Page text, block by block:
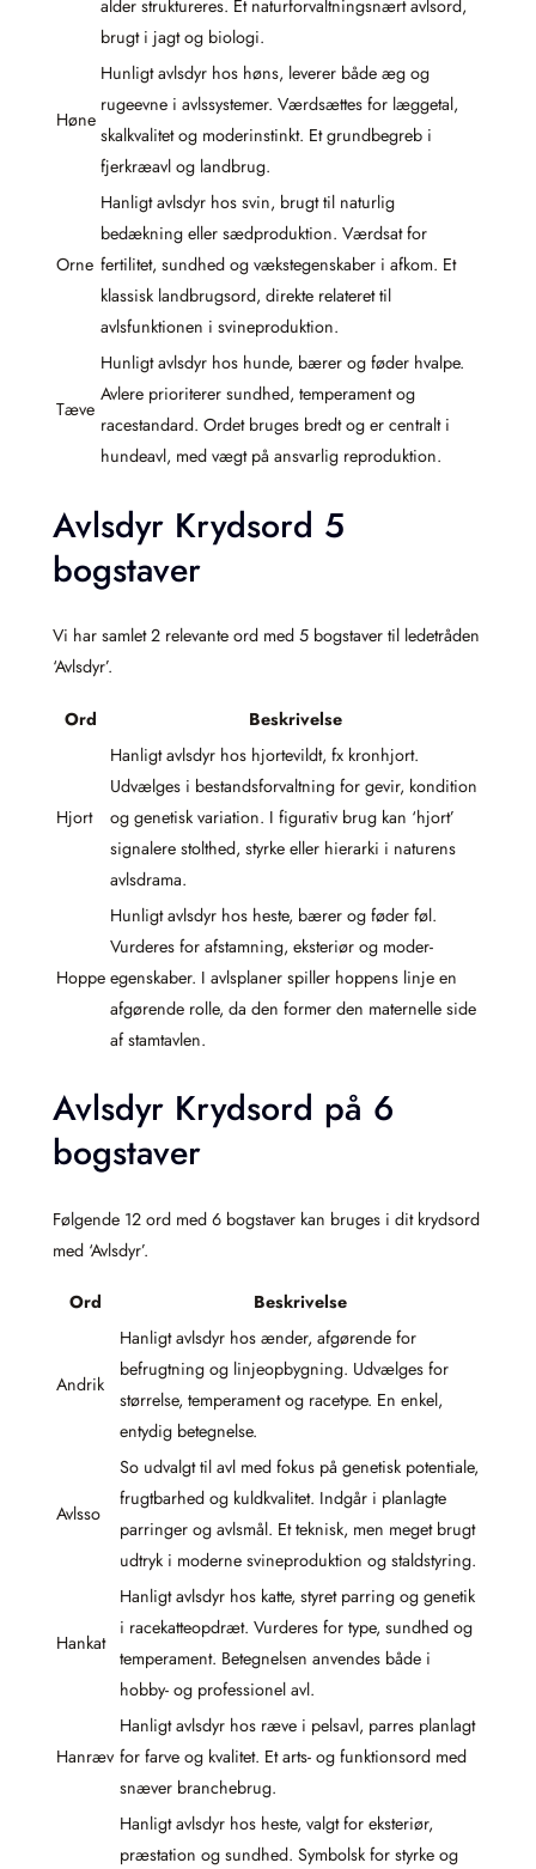
alder struktureres. Et naturforvaltningsnært avlsord,
brugt i jagt og biologi.
Høne
Hunligt avlsdyr hos høns, leverer både æg og
rugeevne i avlssystemer. Værdsættes for læggetal,
skalkvalitet og moderinstinkt. Et grundbegreb i
fjerkræavl og landbrug.
Orne
Hanligt avlsdyr hos svin, brugt til naturlig
bedækning eller sædproduktion. Værdsat for
fertilitet, sundhed og vækstegenskaber i afkom. Et
klassisk landbrugsord, direkte relateret til
avlsfunktionen i svineproduktion.
Tæve
Hunligt avlsdyr hos hunde, bærer og føder hvalpe.
Avlere prioriterer sundhed, temperament og
racestandard. Ordet bruges bredt og er centralt i
hundeavl, med vægt på ansvarlig reproduktion.
Avlsdyr Krydsord 5
bogstaver
Vi har samlet 2 relevante ord med 5 bogstaver til ledetråden
‘Avlsdyr’.
Ord Beskrivelse
Hjort
Hanligt avlsdyr hos hjortevildt, fx kronhjort.
Udvælges i bestandsforvaltning for gevir, kondition
og genetisk variation. I figurativ brug kan ‘hjort’
signalere stolthed, styrke eller hierarki i naturens
avlsdrama.
Hoppe
Hunligt avlsdyr hos heste, bærer og føder føl.
Vurderes for afstamning, eksteriør og moder-
egenskaber. I avlsplaner spiller hoppens linje en
afgørende rolle, da den former den maternelle side
af stamtavlen.
Avlsdyr Krydsord på 6
bogstaver
Følgende 12 ord med 6 bogstaver kan bruges i dit krydsord
med ‘Avlsdyr’.
Ord Beskrivelse
Andrik
Hanligt avlsdyr hos ænder, afgørende for
befrugtning og linjeopbygning. Udvælges for
størrelse, temperament og racetype. En enkel,
entydig betegnelse.
Avlsso
So udvalgt til avl med fokus på genetisk potentiale,
frugtbarhed og kuldkvalitet. Indgår i planlagte
parringer og avlsmål. Et teknisk, men meget brugt
udtryk i moderne svineproduktion og staldstyring.
Hankat
Hanligt avlsdyr hos katte, styret parring og genetik
i racekatteopdræt. Vurderes for type, sundhed og
temperament. Betegnelsen anvendes både i
hobby- og professionel avl.
Hanræv
Hanligt avlsdyr hos ræve i pelsavl, parres planlagt
for farve og kvalitet. Et arts- og funktionsord med
snæver branchebrug.
Hanligt avlsdyr hos heste, valgt for eksteriør,
præstation og sundhed. Symbolsk for styrke og